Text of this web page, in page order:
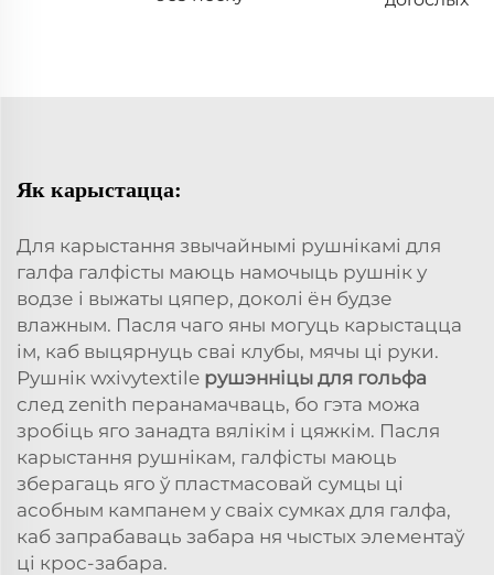
Як карыстацца:
Для карыстання звычайнымі рушнікамі для
галфа галфісты маюць намочыць рушнік у
водзе і выжаты цяпер, доколі ён будзе
влажным. Пасля чаго яны могуць карыстацца
ім, каб выцярнуць сваі клубы, мячы ці руки.
Рушнік wxivytextile рушэнніцы для гольфа
след zenith перанамачваць, бо гэта можа
зробіць яго занадта вялікім і цяжкім. Пасля
карыстання рушнікам, галфісты маюць
зберагаць яго ў пластмасовай сумцы ці
асобным кампанем у сваіх сумках для галфа,
каб запрабаваць забара ня чыстых элементаў
ці крос-забара.